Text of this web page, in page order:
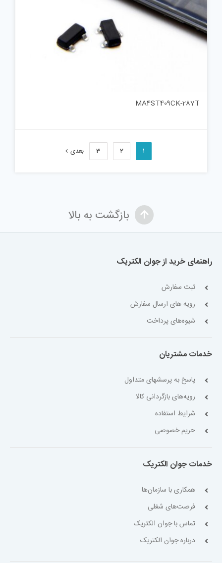
MA4ST409CK-287T
1
2
3 بعدی
بازگشت به بالا
راهنمای خرید از جوان الکتریک
ثبت سفارش
رویه های ارسال سفارش
شیوه‌های پرداخت
خدمات مشتریان
پاسخ به پرسشهای متداول
رویه‌های بازگردانی کالا
شرایط استفاده
حریم خصوصی
خدمات جوان الکتریک
همکاری با سازمان‌ها
فرصت‌های شغلی
تماس با جوان الکتریک
درباره جوان الکتریک